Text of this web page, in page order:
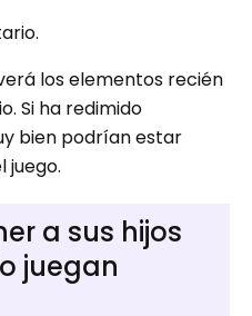
los elementos recién
Si ha redimido
bien podrían estar
juego.
a sus hijos
juegan